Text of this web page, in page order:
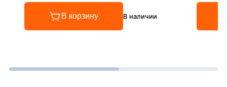
В корзину В наличии